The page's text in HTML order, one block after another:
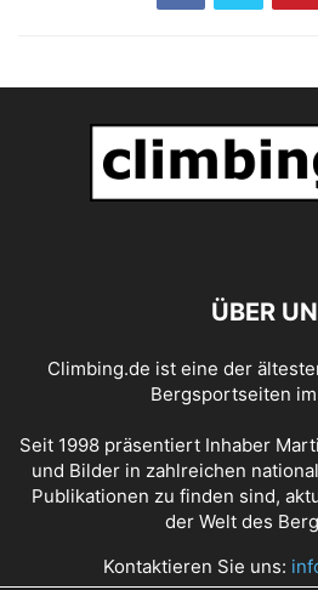
ÜBER
Climbing.de ist eine der
Bergsportseiten
Seit 1998 präsentiert Inhaber
und Bilder in zahlreichen
Publikationen zu finden sind,
der Welt des
Kontaktieren Sie uns: